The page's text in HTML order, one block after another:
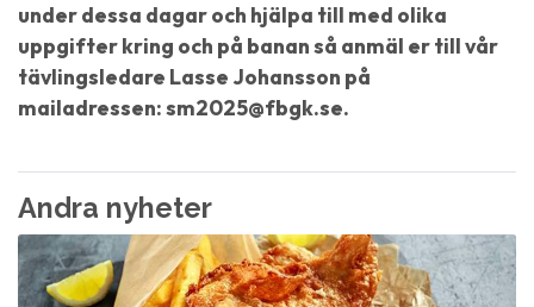
under dessa dagar och hjälpa till med olika
uppgifter kring och på banan så anmäl er till vår
tävlingsledare Lasse Johansson på
mailadressen: sm2025@fbgk.se.
Andra nyheter